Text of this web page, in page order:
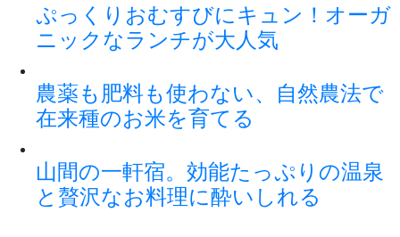
ぷっくりおむすびにキュン！オーガ
ニックなランチが大人気
農薬も肥料も使わない、自然農法で
在来種のお米を育てる
山間の一軒宿。効能たっぷりの温泉
と贅沢なお料理に酔いしれる